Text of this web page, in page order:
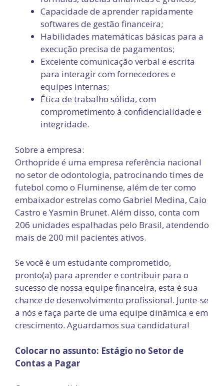
Capacidade de aprender rapidamente
softwares de gestão financeira;
Habilidades matemáticas básicas para a
execução precisa de pagamentos;
Excelente comunicação verbal e escrita
para interagir com fornecedores e
equipes internas;
Ética de trabalho sólida, com
comprometimento à confidencialidade e
integridade.
Sobre a empresa:
Orthopride é uma empresa referência nacional
no setor de odontologia, patrocinando times de
futebol como o Fluminense, além de ter como
embaixador estrelas como Gabriel Medina, Caio
Castro e Yasmin Brunet. Além disso, conta com
206 unidades espalhadas pelo Brasil, atendendo
mais de 200 mil pacientes ativos.
Se você é um estudante comprometido,
pronto(a) para aprender e contribuir para o
sucesso de nossa equipe financeira, esta é sua
chance de desenvolvimento profissional. Junte-se
a nós e faça parte de uma equipe dinâmica e em
crescimento. Aguardamos sua candidatura!
Colocar no assunto: Estágio no Setor de
Contas a Pagar